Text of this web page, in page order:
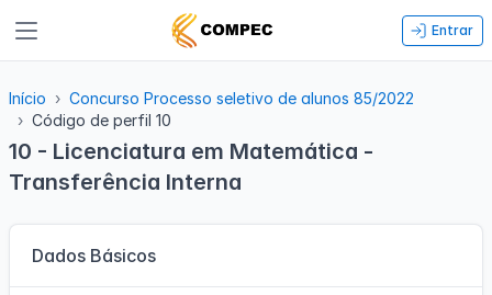
Entrar
Início
Concurso Processo seletivo de alunos 85/2022
Código de perfil 10
10 - Licenciatura em Matemática -
Transferência Interna
Dados Básicos